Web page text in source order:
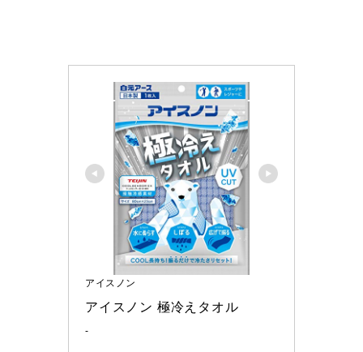
アイスノン
アイスノン 極冷えタオル
-